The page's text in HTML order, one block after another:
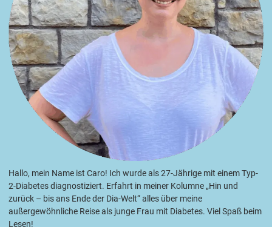
Hallo, mein Name ist Caro! Ich wurde als 27-Jährige mit einem Typ-
2-Diabetes diagnostiziert. Erfahrt in meiner Kolumne „Hin und
zurück – bis ans Ende der Dia-Welt“ alles über meine
außergewöhnliche Reise als junge Frau mit Diabetes. Viel Spaß beim
Lesen!